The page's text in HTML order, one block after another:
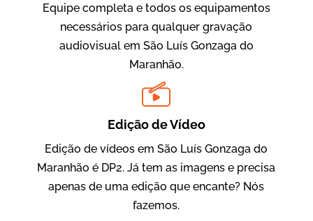
Vídeos de Integração e Segurança
Oftalmocare
Vídeo Institucional
Equipe completa e todos os equipamentos
necessários para qualquer gravação
audiovisual em São Luís Gonzaga do
Maranhão.
Edição de Vídeo
Edição de vídeos em São Luís Gonzaga do
Maranhão é DP2. Já tem as imagens e precisa
apenas de uma edição que encante? Nós
fazemos.